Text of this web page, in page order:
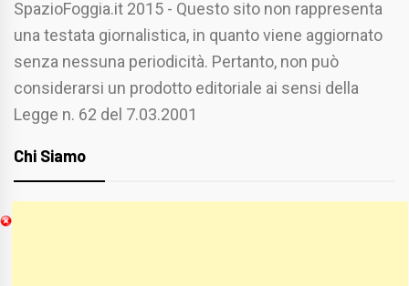
SpazioFoggia.it 2015 - Questo sito non rappresenta
una testata giornalistica, in quanto viene aggiornato
senza nessuna periodicità. Pertanto, non può
considerarsi un prodotto editoriale ai sensi della
Legge n. 62 del 7.03.2001
Chi Siamo